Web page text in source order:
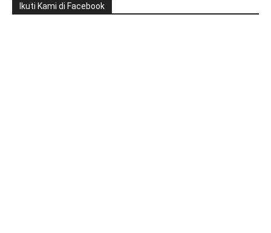
Ikuti Kami di Facebook